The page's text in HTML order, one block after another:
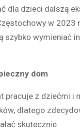
dla dzieci dalszą
w 2023
szybko wymieniać
dom
pracuje z dziećmi i
dlatego
skutecznie.